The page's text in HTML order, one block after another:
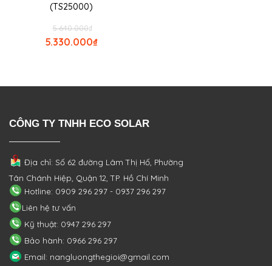
(TS25000)
₫
5.640.000
₫
5.330.000
CÔNG TY TNHH ECO SOLAR
Địa chỉ: Số 62 đường Lâm Thị Hố, Phường
Tân Chánh Hiệp, Quận 12, TP. Hồ Chí Minh
Hotline: 0909 296 297 - 0937 296 297
Liên hệ tư vấn
Kỹ thuật: 0947 296 297
Bảo hành: 0966 296 297
Email: nangluongthegioi@gmail.com